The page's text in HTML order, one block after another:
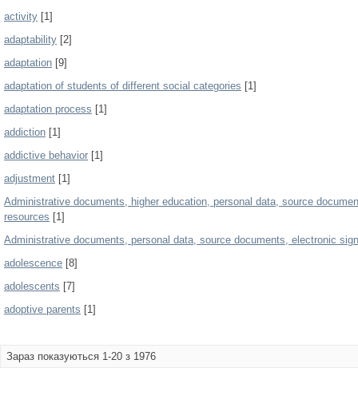
activity [1]
adaptability [2]
adaptation [9]
adaptation of students of different social categories [1]
adaptation process [1]
addiction [1]
addictive behavior [1]
adjustment [1]
Administrative documents, higher education, personal data, source
resources [1]
Administrative documents, personal data, source documents, electronic
adolescence [8]
adolescents [7]
adoptive parents [1]
Зараз показуються 1-20 з 1976